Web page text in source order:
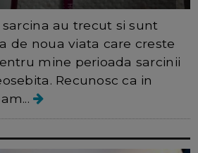
au trecut si sunt
de noua viata care creste
mine perioada sarcinii
Recunosc ca in